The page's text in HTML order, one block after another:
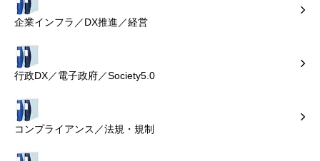
企業インフラ／DX推進／経営
行政DX／電子政府／Society5.0
コンプライアンス／法規・規制